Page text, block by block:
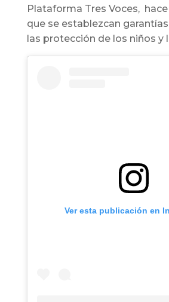
Plataforma Tres Voces,
que se establezcan
las protección de los niños y
Ver esta publicación en